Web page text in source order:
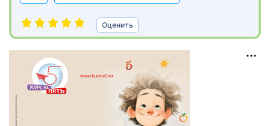
Оценить